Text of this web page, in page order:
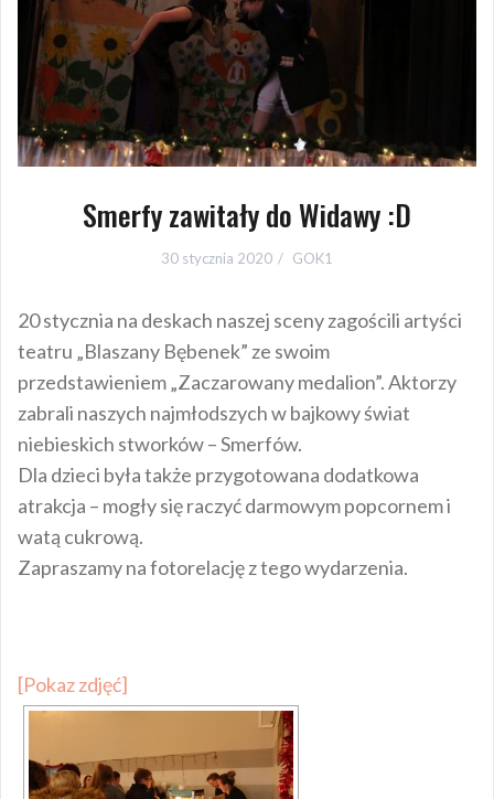
Smerfy zawitały do Widawy :D
30 stycznia 2020 GOK1
20 stycznia na deskach naszej sceny zagościli artyści
teatru „Blaszany Bębenek” ze swoim
przedstawieniem „Zaczarowany medalion”. Aktorzy
zabrali naszych najmłodszych w bajkowy świat
niebieskich stworków – Smerfów.
Dla dzieci była także przygotowana dodatkowa
atrakcja – mogły się raczyć darmowym popcornem i
watą cukrową.
Zapraszamy na fotorelację z tego wydarzenia.
[Pokaz zdjęć]